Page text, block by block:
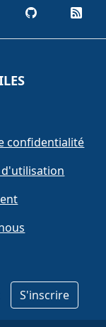
confidentialité
S'inscrire